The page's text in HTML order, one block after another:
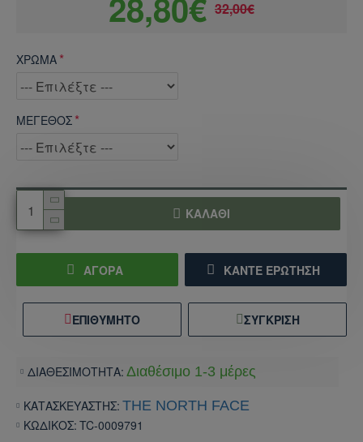
ΔΙΑΘΕΣΙΜΟΤΗΤΑ: Διαθέσιμο 1-3 μέρες
ΚΑΤΑΣΚΕΥΑΣΤΗΣ: THE NORTH FACE
ΚΩΔΙΚΟΣ: TC-0009791
32,00€
ΧΡΩΜΑ
ΜΕΓΕΘΟΣ
ΚΑΛΆΘΙ
ΑΓΟΡΑ ΚΆΝΤΕ ΕΡΏΤΗΣΗ
ΕΠΙΘΥΜΗΤΌ ΣΎΓΚΡΙΣΗ